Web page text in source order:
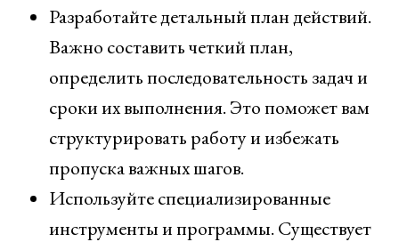
Разработайте детальный план действий.
Важно составить четкий план,
определить последовательность задач и
сроки их выполнения. Это поможет вам
структурировать работу и избежать
пропуска важных шагов.
Используйте специализированные
инструменты и программы. Существует